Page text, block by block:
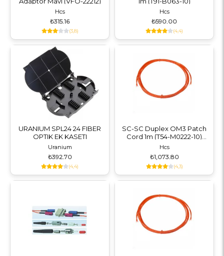
Hcs
₺315.16
(3,8)
Hcs
₺590.00
(4,4)
URANIUM SPL24 24 FIBER
OPTIK EK KASETI
Uranium
₺392.70
(4,4)
SC-SC Duplex OM3 Patch
Cord 1m (T54-M0222-10)
Kablo
Hcs
₺1,073.80
(4,3)